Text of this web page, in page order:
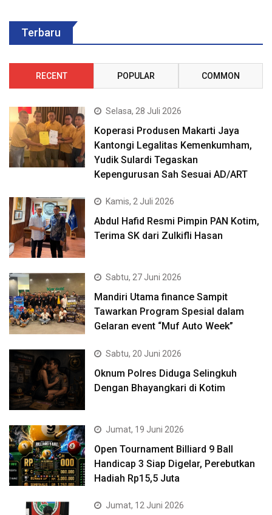
Terbaru
RECENT POPULAR COMMON
Selasa, 28 Juli 2026
Koperasi Produsen Makarti Jaya
Kantongi Legalitas Kemenkumham,
Yudik Sulardi Tegaskan
Kepengurusan Sah Sesuai AD/ART
Kamis, 2 Juli 2026
Abdul Hafid Resmi Pimpin PAN Kotim,
Terima SK dari Zulkifli Hasan
Sabtu, 27 Juni 2026
Mandiri Utama finance Sampit
Tawarkan Program Spesial dalam
Gelaran event “Muf Auto Week”
Sabtu, 20 Juni 2026
Oknum Polres Diduga Selingkuh
Dengan Bhayangkari di Kotim
Jumat, 19 Juni 2026
Open Tournament Billiard 9 Ball
Handicap 3 Siap Digelar, Perebutkan
Hadiah Rp15,5 Juta
Jumat, 12 Juni 2026